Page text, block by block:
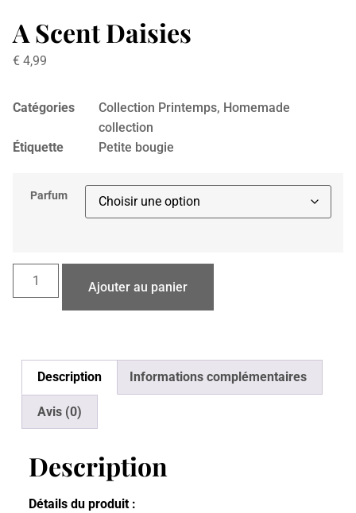
A Scent Daisies
€ 4,99
Catégories Collection Printemps, Homemade
collection
Étiquette
Petite bougie
Parfum
Ajouter au panier
Description Informations complémentaires
Avis (0)
Description
Détails du produit :